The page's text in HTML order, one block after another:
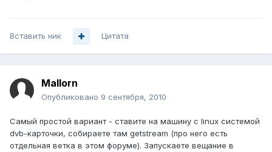
Вставить ник Цитата
Mallorn
Опубликовано 9 сентября, 2010
Самый простой вариант - ставите на машину с linux системой
dvb-карточки, собираете там getstream (про него есть
отдельная ветка в этом форуме). Запускаете вещание в